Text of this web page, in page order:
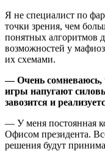
Я не специалист по
точки зрения, чем
понятных алгоритмов
возможностей у
их схемами.
— Очень сомневаюсь,
игры напугают
завозится и
— У меня постоянная
Офисом президента.
решения будут